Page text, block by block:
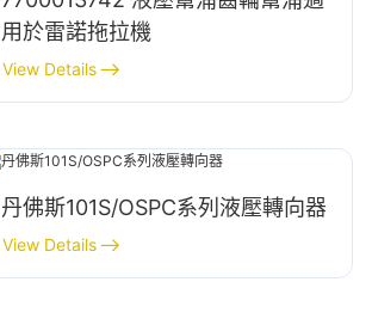
用於雷諾拖拉機
View Details
丹佛斯101S/OSPC系列液壓轉向器
View Details